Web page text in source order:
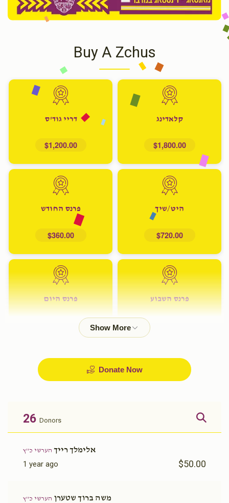
Buy A Zchus
קלאדינג
$1,800.00
דריי גוד'ס
$1,200.00
היט/שיך
$720.00
פרנס החודש
$360.00
פרנס השבוע פרנס היום
Donate Now
26 Donors
אלימלך רייך הערשי כ''ץ
1 year ago $50.00
משה ברוך שטערן הערשי כ''ץ